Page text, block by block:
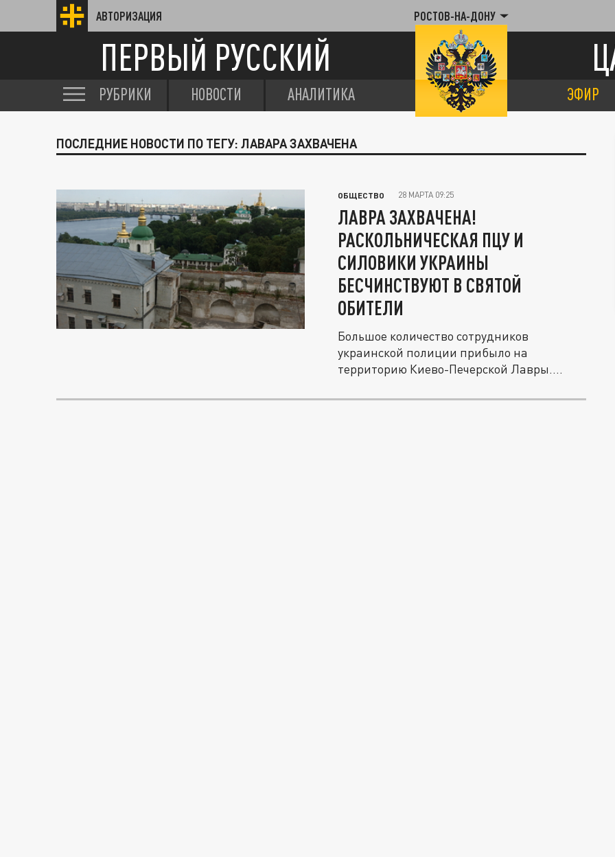
АВТОРИЗАЦИЯ РОСТОВ-НА-ДОНУ
ПЕРВЫЙ РУССКИЙ
РУБРИКИ НОВОСТИ АНАЛИТИКА ЭФИР
ПОСЛЕДНИЕ НОВОСТИ ПО ТЕГУ: ЛАВАРА ЗАХВАЧЕНА
ОБЩЕСТВО 28 МАРТА 09:25
ЛАВРА ЗАХВАЧЕНА!
РАСКОЛЬНИЧЕСКАЯ ПЦУ И
СИЛОВИКИ УКРАИНЫ
БЕСЧИНСТВУЮТ В СВЯТОЙ
ОБИТЕЛИ
Большое количество сотрудников
украинской полиции прибыло на
территорию Киево-Печерской Лавры.